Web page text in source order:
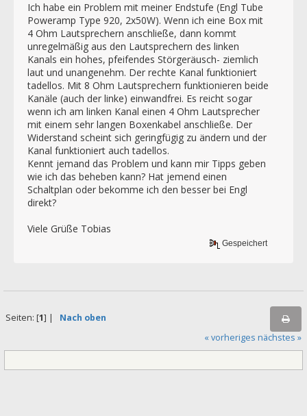
Ich habe ein Problem mit meiner Endstufe (Engl Tube
Poweramp Type 920, 2x50W). Wenn ich eine Box mit
4 Ohm Lautsprechern anschließe, dann kommt
unregelmäßig aus den Lautsprechern des linken
Kanals ein hohes, pfeifendes Störgeräusch- ziemlich
laut und unangenehm. Der rechte Kanal funktioniert
tadellos. Mit 8 Ohm Lautsprechern funktionieren beide
Kanäle (auch der linke) einwandfrei. Es reicht sogar
wenn ich am linken Kanal einen 4 Ohm Lautsprecher
mit einem sehr langen Boxenkabel anschließe. Der
Widerstand scheint sich geringfügig zu ändern und der
Kanal funktioniert auch tadellos.
Kennt jemand das Problem und kann mir Tipps geben
wie ich das beheben kann? Hat jemend einen
Schaltplan oder bekomme ich den besser bei Engl
direkt?
Viele Grüße Tobias
Gespeichert
Seiten: [1] | Nach oben
« vorheriges nächstes »